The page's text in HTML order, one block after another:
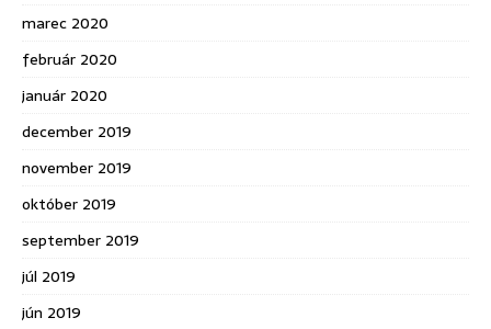
marec 2020
február 2020
január 2020
december 2019
november 2019
október 2019
september 2019
júl 2019
jún 2019